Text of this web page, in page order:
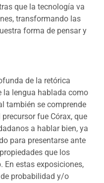
que la tecnología va
transformando las
forma de pensar y
de la retórica
la lengua hablada como
también se comprende
fue Córax, que
a hablar bien, ya
para presentarse ante
que los
En estas exposiciones,
probabilidad y/o